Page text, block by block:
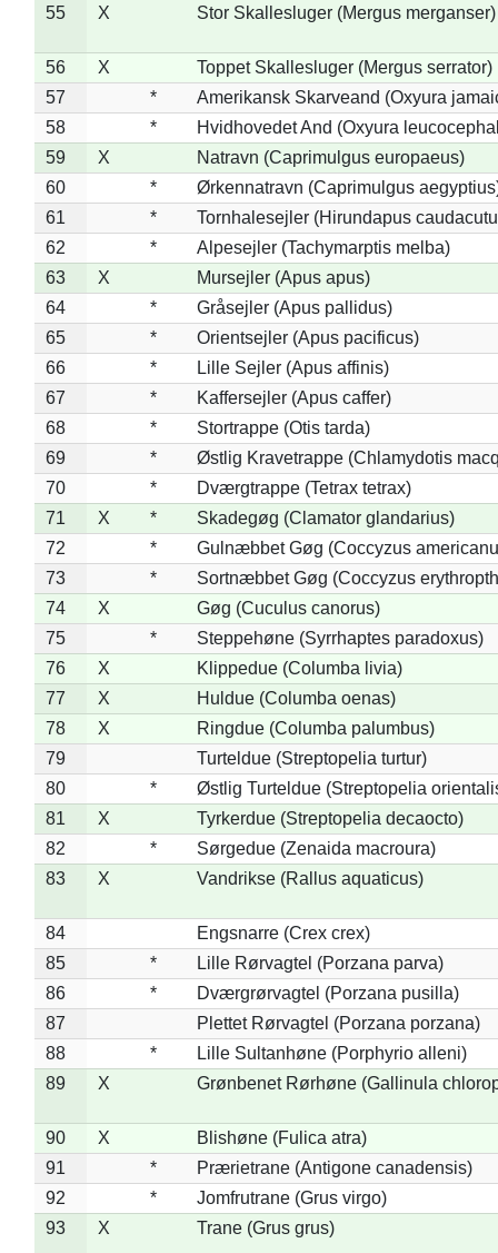
55 X Stor Skallesluger (Mergus merganser)
56 X
Toppet Skallesluger (Mergus serrator)
57
*
Amerikansk Skarveand (Oxyura
58
*
Hvidhovedet And (Oxyura
59
X
Natravn (Caprimulgus europaeus)
60
*
Ørkennatravn (Caprimulgus
61
*
Tornhalesejler (Hirundapus
62
*
Alpesejler (Tachymarptis melba)
63
X
Mursejler (Apus apus)
64
*
Gråsejler (Apus pallidus)
65
*
Orientsejler (Apus pacificus)
66
*
Lille Sejler (Apus affinis)
67
*
Kaffersejler (Apus caffer)
68
*
Stortrappe (Otis tarda)
69
*
Østlig Kravetrappe (Chlamydotis
70
*
Dværgtrappe (Tetrax tetrax)
71
X *
Skadegøg (Clamator glandarius)
72
*
Gulnæbbet Gøg (Coccyzus
73
*
Sortnæbbet Gøg (Coccyzus
74
X
Gøg (Cuculus canorus)
75
*
Steppehøne (Syrrhaptes paradoxus)
76
X
Klippedue (Columba livia)
77
X
Huldue (Columba oenas)
78
X
Ringdue (Columba palumbus)
79
Turteldue (Streptopelia turtur)
80
*
Østlig Turteldue (Streptopelia
81
X
Tyrkerdue (Streptopelia decaocto)
82
*
Sørgedue (Zenaida macroura)
83
X Vandrikse (Rallus aquaticus)
84
Engsnarre (Crex crex)
85
*
Lille Rørvagtel (Porzana parva)
86
*
Dværgrørvagtel (Porzana pusilla)
87
Plettet Rørvagtel (Porzana porzana)
88
*
Lille Sultanhøne (Porphyrio alleni)
89
X Grønbenet Rørhøne (Gallinula
90 X
Blishøne (Fulica atra)
91
*
Prærietrane (Antigone canadensis)
92
*
Jomfrutrane (Grus virgo)
93
X Trane (Grus grus)